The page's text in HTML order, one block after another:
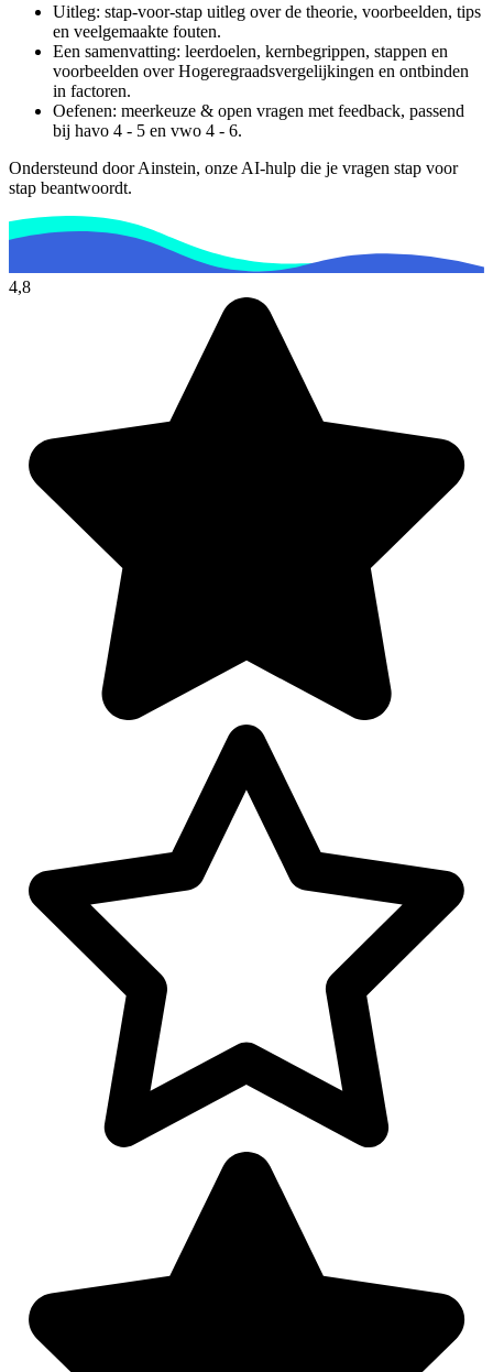
Uitleg: stap-voor-stap uitleg over de theorie, voorbeelden, tips
en veelgemaakte fouten.
Een samenvatting: leerdoelen, kernbegrippen, stappen en
voorbeelden overHogeregraadsvergelijkingen en ontbinden
in factoren.
Oefenen: meerkeuze & open vragen met feedback, passend
bij havo 4 - 5 en vwo 4 - 6.
Ondersteund door Ainstein, onze AI-hulp die je vragen stap voor
stap beantwoordt.
4,8